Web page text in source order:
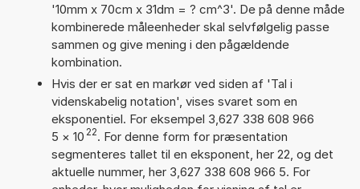
'10mm x 70cm x 31dm = ? cm^3'. De på denne måde
kombinerede måleenheder skal selvfølgelig passe
sammen og give mening i den pågældende
kombination.
Hvis der er sat en markør ved siden af 'Tal i
videnskabelig notation', vises svaret som en
eksponentiel. For eksempel 3,627 338 608 966
5 × 10 22. For denne form for præsentation
segmenteres tallet til en eksponent, her 22, og det
aktuelle nummer, her 3,627 338 608 966 5. For